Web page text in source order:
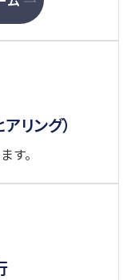
リング）
す。